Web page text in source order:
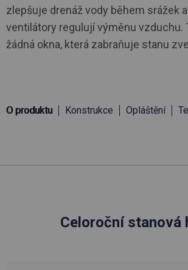
zlepšuje drenáž vody během srážek
ventilátory regulují výměnu vzduchu.
žádná okna, která zabraňuje stanu
O produktu Konstrukce Opláštění
Celoroční stanová